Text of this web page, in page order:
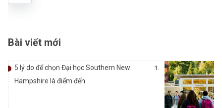
Bài viết mới
5 lý do để chọn Đại học Southern New
Hampshire là điểm đến